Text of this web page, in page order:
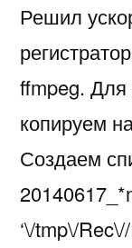
Решил
ffmpeg. Для
копируем
Создаем
‘\/tmp\/